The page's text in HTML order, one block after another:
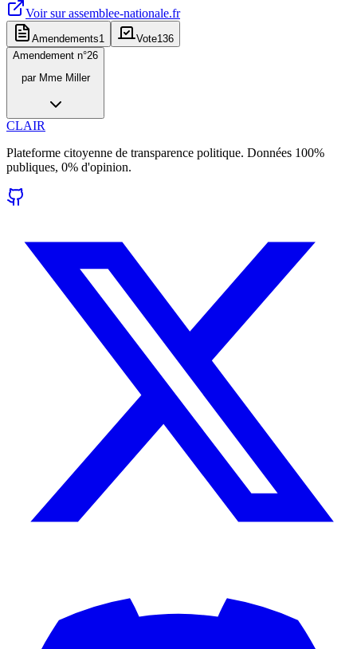
Voir surassemblee-nationale.fr
Amendements1 Vote136
Amendement n°26
par Mme Miller
CLAIR
Plateforme citoyenne de transparence politique. Données 100%
publiques, 0% d'opinion.